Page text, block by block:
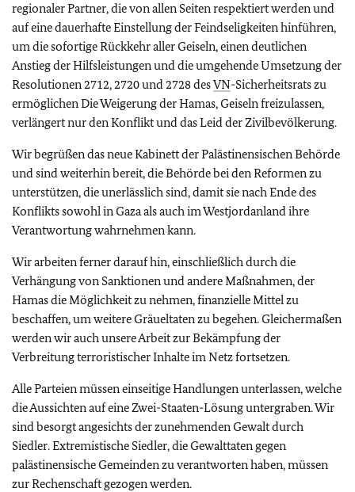
regionaler Partner, die von allen Seiten respektiert werden und
auf eine dauerhafte Einstellung der Feindseligkeiten hinführen,
um die sofortige Rückkehr aller Geiseln, einen deutlichen
Anstieg der Hilfsleistungen und die umgehende Umsetzung der
Resolutionen 2712, 2720 und 2728 desVN-Sicherheitsrats zu
ermöglichen Die Weigerung der Hamas, Geiseln freizulassen,
verlängert nur den Konflikt und das Leid der Zivilbevölkerung.
Wir begrüßen das neue Kabinett der Palästinensischen Behörde
und sind weiterhin bereit, die Behörde bei den Reformen zu
unterstützen, die unerlässlich sind, damit sie nach Ende des
Konflikts sowohl in Gaza als auch im Westjordanland ihre
Verantwortung wahrnehmen kann.
Wir arbeiten ferner darauf hin, einschließlich durch die
Verhängung von Sanktionen und andere Maßnahmen, der
Hamas die Möglichkeit zu nehmen, finanzielle Mittel zu
beschaffen, um weitere Gräueltaten zu begehen. Gleichermaßen
werden wir auch unsere Arbeit zur Bekämpfung der
Verbreitung terroristischer Inhalte im Netz fortsetzen.
Alle Parteien müssen einseitige Handlungen unterlassen, welche
die Aussichten auf eine Zwei-Staaten-Lösung untergraben. Wir
sind besorgt angesichts der zunehmenden Gewalt durch
Siedler. Extremistische Siedler, die Gewalttaten gegen
palästinensische Gemeinden zu verantworten haben, müssen
zur Rechenschaft gezogen werden.